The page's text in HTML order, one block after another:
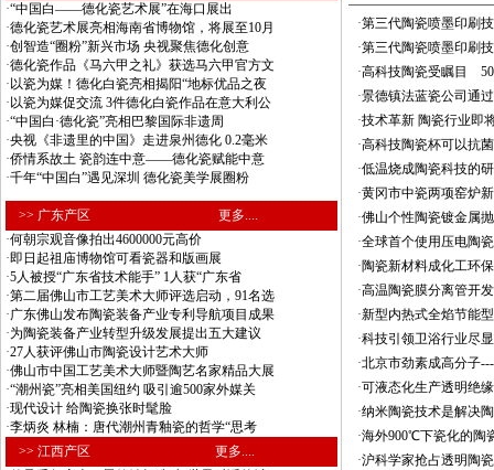
·“中国白——德化瓷艺术展”在海口展出
·德化瓷艺术展亮相海南省博物馆，将展至10月
·创智造“圈粉”新兴市场 央视聚焦德化创意
·德化瓷作品《马六甲之礼》获选马六甲官方文
· 以瓷为媒！德化白瓷亮相揭阳“地标优品之夜
· 以瓷为媒促交流 3件德化白瓷作品在意大利公
·“中国白·德化瓷”亮相巴黎国际非遗周
·央视《非遗里的中国》走进泉州德化 0.2毫米
·侨情系故土 瓷韵连中意——德化瓷赋能中意
·千年“中国白”遇见深圳 德化瓷美学展圈粉
>> 广东产区
更多....
·何朝宗观音像拍出4600000元高价
·即日起祖庙博物馆可看瓷器和版画展
·5人被授“广东省技术能手” 1人获“广东省
·第二届佛山市工艺美术大师评选启动，91名选
·广东佛山发布陶瓷装备产业专利导航项目成果
·为陶瓷装备产业转型升级发展提出五大建议
·27人获评佛山市陶瓷设计艺术大师
·佛山市中国工艺美术大师暨陶艺名家精品大展
·“潮州瓷”亮相美国纽约 吸引逾500家外媒关
·现代设计 给陶瓷换张时髦脸
·李炳炎 林楠：唐代潮州青釉瓷的哲学“思考
>> 江西产区
更多....
·第三代陶瓷喷墨印刷
·第三代陶瓷喷墨印刷
·高科技陶瓷受瞩目
·景德镇法蓝瓷公司通
·技术革新 陶瓷行业即
·高科技陶瓷杯可以抗
·低温烧成陶瓷科技的
·黄冈市中瓷两项窑炉
·佛山个性陶瓷镀金属
·全球首个使用压电陶
·陶瓷新材料成化工环
·高温陶瓷膜分离管开
·新型内热式全焰节能
·科技引领卫浴行业尽
·北京市劲素成高分子
·可液态化生产透明绝
·纳米陶瓷技术是解决
·海外900℃下瓷化的陶
·沪科学家抢占透明陶